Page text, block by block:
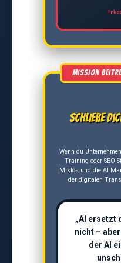
Schließe
Wenn du
Training oder SEO-
Miklós und die AI
der digitalen
„AI ersetzt
nicht –
der AI